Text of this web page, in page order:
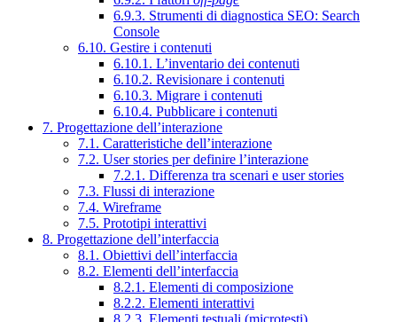
6.9.3. Strumenti di diagnostica SEO: Search
Console
6.10. Gestire i contenuti
6.10.1. L’inventario dei contenuti
6.10.2. Revisionare i contenuti
6.10.3. Migrare i contenuti
6.10.4. Pubblicare i contenuti
7. Progettazione dell’interazione
7.1. Caratteristiche dell’interazione
7.2. User stories per definire l’interazione
7.2.1. Differenza tra scenari e user stories
7.3. Flussi di interazione
7.4. Wireframe
7.5. Prototipi interattivi
8. Progettazione dell’interfaccia
8.1. Obiettivi dell’interfaccia
8.2. Elementi dell’interfaccia
8.2.1. Elementi di composizione
8.2.2. Elementi interattivi
8.2.3. Elementi testuali (microtesti)